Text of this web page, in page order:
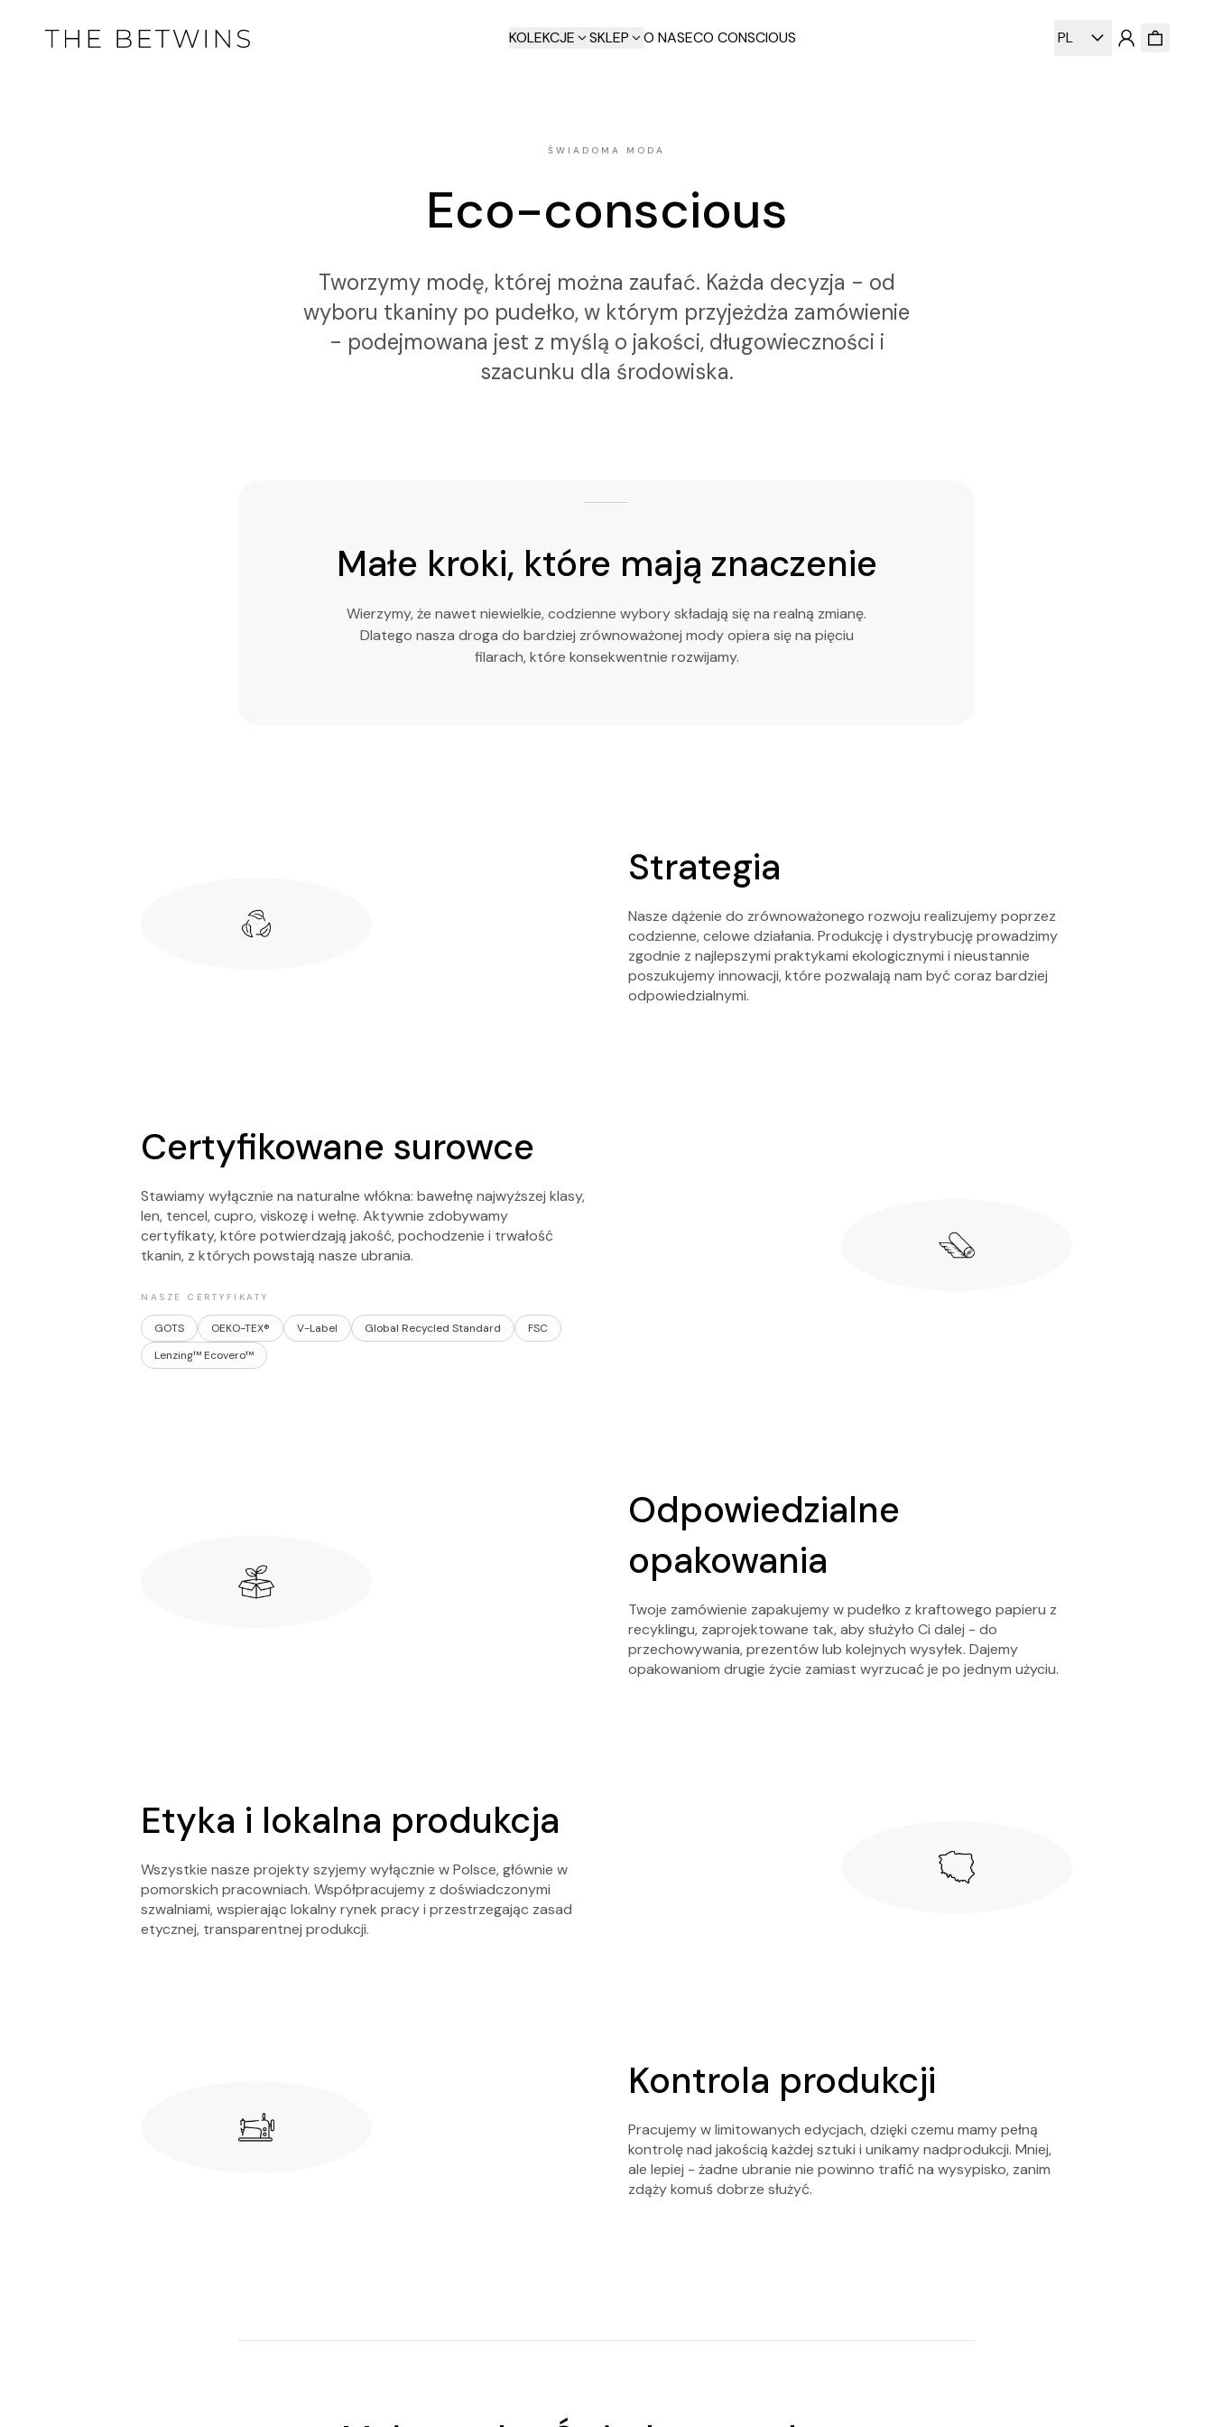
KOLEKCJE SKLEP O NASECO CONSCIOUS PL
ŚWIADOMA MODA
Eco-conscious
Tworzymy modę, której można zaufać. Każda decyzja - od
wyboru tkaniny po pudełko, w którym przyjeżdża zamówienie
- podejmowana jest z myślą o jakości, długowieczności i
szacunku dla środowiska.
Małe kroki, które mają znaczenie
Wierzymy, że nawet niewielkie, codzienne wybory składają się na realną zmianę.
Dlatego nasza droga do bardziej zrównoważonej mody opiera się na pięciu
filarach, które konsekwentnie rozwijamy.
Strategia
Nasze dążenie do zrównoważonego rozwoju realizujemy poprzez
codzienne, celowe działania. Produkcję i dystrybucję prowadzimy
zgodnie z najlepszymi praktykami ekologicznymi i nieustannie
poszukujemy innowacji, które pozwalają nam być coraz bardziej
odpowiedzialnymi.
Certyfikowane surowce
Stawiamy wyłącznie na naturalne włókna: bawełnę najwyższej klasy,
len, tencel, cupro, viskozę i wełnę. Aktywnie zdobywamy
certyfikaty, które potwierdzają jakość, pochodzenie i trwałość
tkanin, z których powstają nasze ubrania.
NASZE CERTYFIKATY
GOTS OEKO-TEX® V-Label Global Recycled Standard
FSC
Lenzing™ Ecovero™
Odpowiedzialne
opakowania
Twoje zamówienie zapakujemy w pudełko z kraftowego papieru z
recyklingu, zaprojektowane tak, aby służyło Ci dalej - do
przechowywania, prezentów lub kolejnych wysyłek. Dajemy
opakowaniom drugie życie zamiast wyrzucać je po jednym użyciu.
Etyka i lokalna produkcja
Wszystkie nasze projekty szyjemy wyłącznie w Polsce, głównie w
pomorskich pracowniach. Współpracujemy z doświadczonymi
szwalniami, wspierając lokalny rynek pracy i przestrzegając zasad
etycznej, transparentnej produkcji.
Kontrola produkcji
Pracujemy w limitowanych edycjach, dzięki czemu mamy pełną
kontrolę nad jakością każdej sztuki i unikamy nadprodukcji. Mniej,
ale lepiej - żadne ubranie nie powinno trafić na wysypisko, zanim
zdąży komuś dobrze służyć.